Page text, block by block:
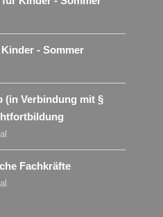
- Sommer
(in Verbindung mit §
Fachkräfte